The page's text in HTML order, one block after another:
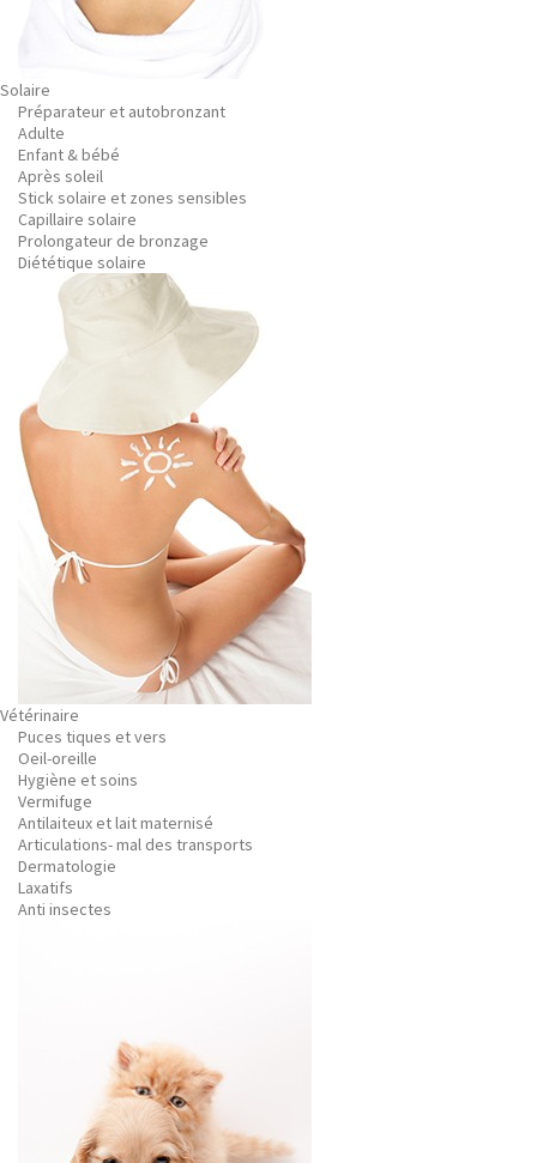
Solaire
Préparateur et autobronzant
Adulte
Enfant & bébé
Après soleil
Stick solaire et zones sensibles
Capillaire solaire
Prolongateur de bronzage
Diététique solaire
Vétérinaire
Puces tiques et vers
Oeil-oreille
Hygiène et soins
Vermifuge
Antilaiteux et lait maternisé
Articulations- mal des transports
Dermatologie
Laxatifs
Anti insectes